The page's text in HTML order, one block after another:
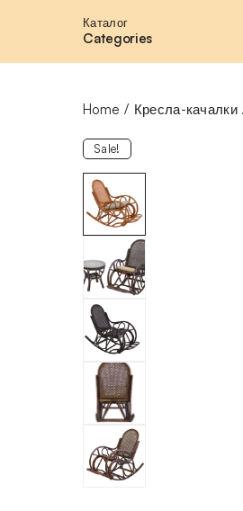
Каталог
Categories
Home Кресла-качалки
Sale!